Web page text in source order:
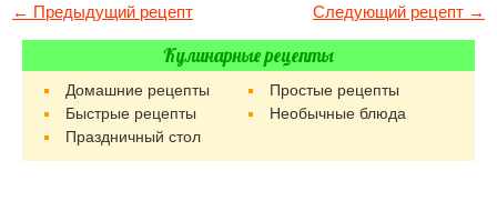
← Предыдущий рецепт Следующий рецепт →
Кулинарные рецепты
Домашние рецепты
Простые рецепты
Быстрые рецепты
Необычные блюда
Праздничный стол